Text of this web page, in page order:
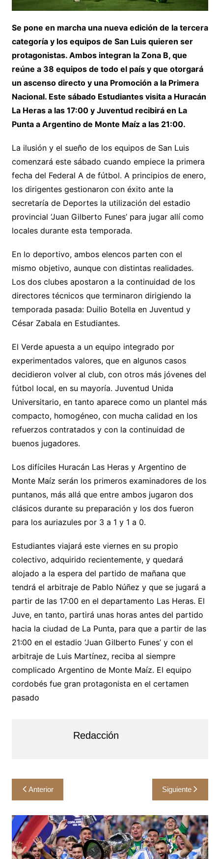
Se pone en marcha una nueva edición de la tercera
categoría y los equipos de San Luis quieren ser
protagonistas. Ambos integran la Zona B, que
reúne a 38 equipos de todo el país y que otorgará
un ascenso directo y una Promoción a la Primera
Nacional. Este sábado Estudiantes visita a Huracán
La Heras a las 17:00 y Juventud recibirá en La
Punta a Argentino de Monte Maíz a las 21:00.
La ilusión y el sueño de los equipos de San Luis
comenzará este sábado cuando empiece la primera
fecha del Federal A de fútbol. A principios de enero,
los dirigentes gestionaron con éxito ante la
secretaría de Deportes la utilización del estadio
provincial ‘Juan Gilberto Funes’ para jugar allí como
locales durante esta temporada.
En lo deportivo, ambos elencos parten con el
mismo objetivo, aunque con distintas realidades.
Los dos clubes apostaron a la continuidad de los
directores técnicos que terminaron dirigiendo la
temporada pasada: Duilio Botella en Juventud y
César Zabala en Estudiantes.
El Verde apuesta a un equipo integrado por
experimentados valores, que en algunos casos
decidieron volver al club, con otros más jóvenes del
fútbol local, en su mayoría. Juventud Unida
Universitario, en tanto aparece como un plantel más
compacto, homogéneo, con mucha calidad en los
refuerzos contratados y con la continuidad de
buenos jugadores.
Los difíciles Huracán Las Heras y Argentino de
Monte Maíz serán los primeros examinadores de los
puntanos, más allá que entre ambos jugaron dos
clásicos durante su preparación y los dos fueron
para los auriazules por 3 a 1 y 1 a 0.
Estudiantes viajará este viernes en su propio
colectivo, adquirido recientemente, y quedará
alojado a la espera del partido de mañana que
tendrá el arbitraje de Pablo Núñez y que se jugará a
partir de las 17:00 en el departamento Las Heras. El
Juve, en tanto, partirá unas horas antes del partido
hacia la ciudad de La Punta, para que a partir de las
21:00 en el estadio ‘Juan Gilberto Funes’ y con el
arbitraje de Luis Martínez, reciba al siempre
complicado Argentino de Monte Maíz. El equipo
cordobés fue gran protagonista en el certamen
pasado
Redacción
Navegación
de
entradas
Anterior Siguiente